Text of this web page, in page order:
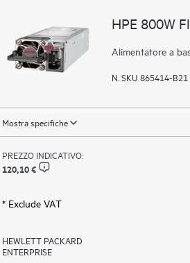
HPE 800W
Alimentatore a
N. SKU 865414-B21
Mostra specifiche
PREZZO INDICATIVO:
120,10 €
* Exclude VAT
HEWLETT PACKARD
ENTERPRISE